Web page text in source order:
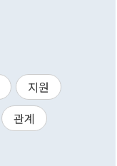
지원
관계